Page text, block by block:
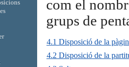
com el
grups de
4.1 Disposició de la
4.2 Disposició de la